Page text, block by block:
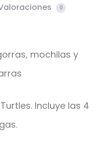
0
mochilas y
Incluye las 4